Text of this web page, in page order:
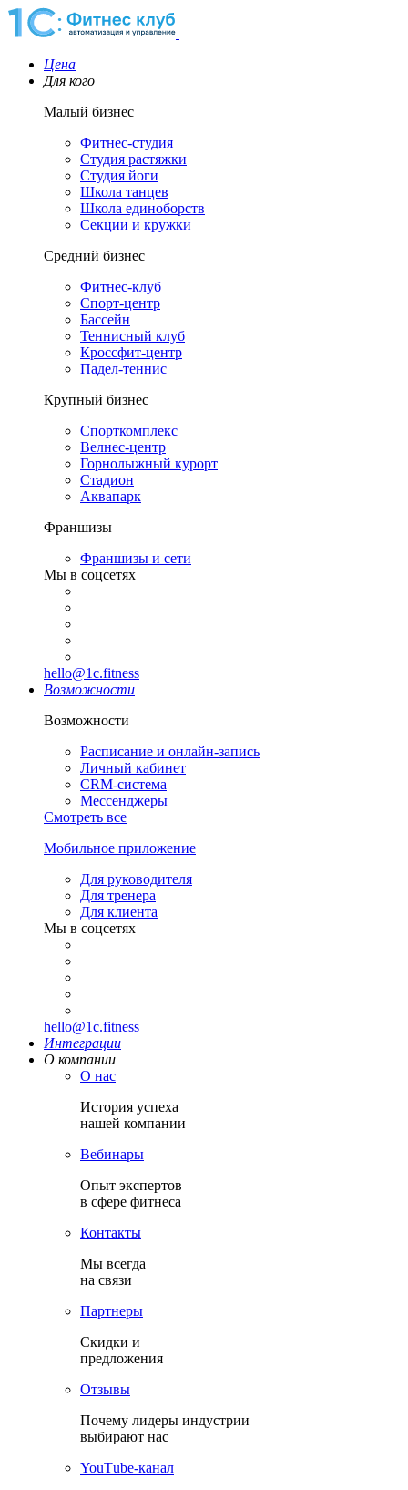
Цена
Для кого
Малый бизнес
Фитнес-студия
Студия растяжки
Студия йоги
Школа танцев
Школа единоборств
Секции и кружки
Средний бизнес
Фитнес-клуб
Спорт-центр
Бассейн
Теннисный клуб
Кроссфит-центр
Падел-теннис
Крупный бизнес
Спорткомплекс
Велнес-центр
Горнолыжный курорт
Стадион
Аквапарк
Франшизы
Франшизы и сети
Мы в соцсетях
hello@1c.fitness
Возможности
Возможности
Расписание и онлайн-запись
Личный кабинет
CRM-система
Мессенджеры
Смотреть все
Мобильное приложение
Для руководителя
Для тренера
Для клиента
Мы в соцсетях
hello@1c.fitness
Интеграции
О компании
О нас
История успеха
нашей компании
Вебинары
Опыт экспертов
в сфере фитнеса
Контакты
Мы всегда
на связи
Партнеры
Скидки и
предложения
Отзывы
Почему лидеры индустрии
выбирают нас
YouТube-канал